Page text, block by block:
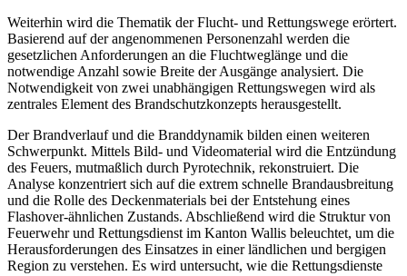
Weiterhin wird die Thematik der Flucht- und Rettungswege erörtert.
Basierend auf der angenommenen Personenzahl werden die
gesetzlichen Anforderungen an die Fluchtweglänge und die
notwendige Anzahl sowie Breite der Ausgänge analysiert. Die
Notwendigkeit von zwei unabhängigen Rettungswegen wird als
zentrales Element des Brandschutzkonzepts herausgestellt.
Der Brandverlauf und die Branddynamik bilden einen weiteren
Schwerpunkt. Mittels Bild- und Videomaterial wird die Entzündung
des Feuers, mutmaßlich durch Pyrotechnik, rekonstruiert. Die
Analyse konzentriert sich auf die extrem schnelle Brandausbreitung
und die Rolle des Deckenmaterials bei der Entstehung eines
Flashover-ähnlichen Zustands. Abschließend wird die Struktur von
Feuerwehr und Rettungsdienst im Kanton Wallis beleuchtet, um die
Herausforderungen des Einsatzes in einer ländlichen und bergigen
Region zu verstehen. Es wird untersucht, wie die Rettungsdienste